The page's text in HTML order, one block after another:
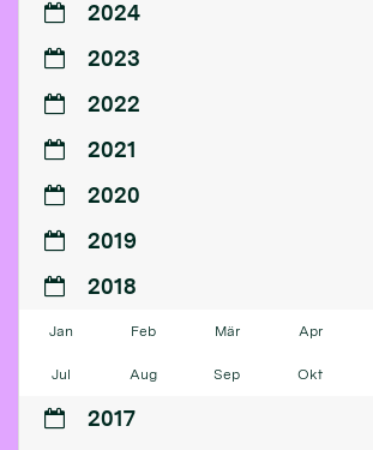
2024
2023
2022
2021
2020
2019
2018
Jan Feb Mär Apr
Jul Aug Sep Okt
2017